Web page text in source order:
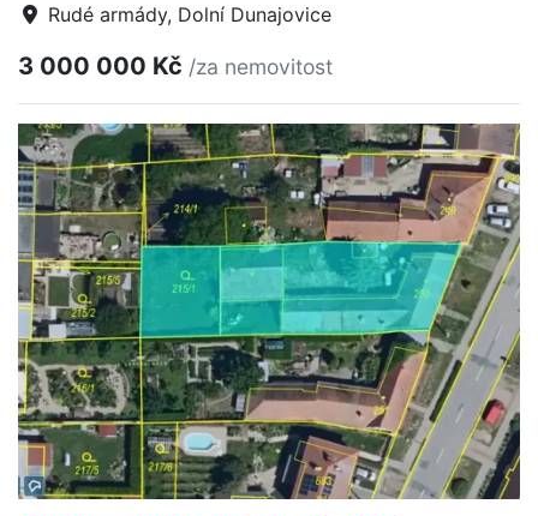
Rudé armády, Dolní Dunajovice
3 000 000 Kč /za nemovitost